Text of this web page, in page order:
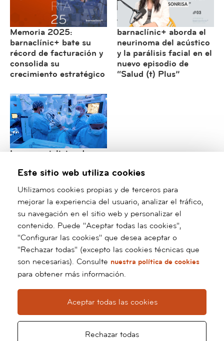
Memoria 2025:
barnaclínic+ bate su
récord de facturación y
consolida su
crecimiento estratégico
barnaclínic+ aborda el
neurinoma del acústico
y la parálisis facial en el
nuevo episodio de
“Salud (t) Plus”
Los especialistas de
barnaclínic+ consolidan
su liderazgo
internacional en cirugía
robótica y mínimamente
invasiva
*/ ?>
Barnaclínic+
08036 Barcelona
Tel:93 227 93 91
66 127 70 60
Este sitio web utiliza cookies
Utilizamos cookies propias y de terceros para
mejorar la experiencia del usuario, analizar el tráfico,
su navegación en el sitio web y personalizar el
contenido. Puede "Aceptar todas las cookies",
"Configurar las cookies" que desea aceptar o
"Rechazar todas" (excepto las cookies técnicas que
son necesarias). Consulte nuestra política de cookies
para obtener más información.
Aceptar todas las cookies
Rechazar todas